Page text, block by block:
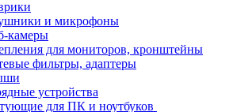
и микрофоны
камеры
для мониторов, кронштейны
фильтры, адаптеры
устройства
для ПК и ноутбуков